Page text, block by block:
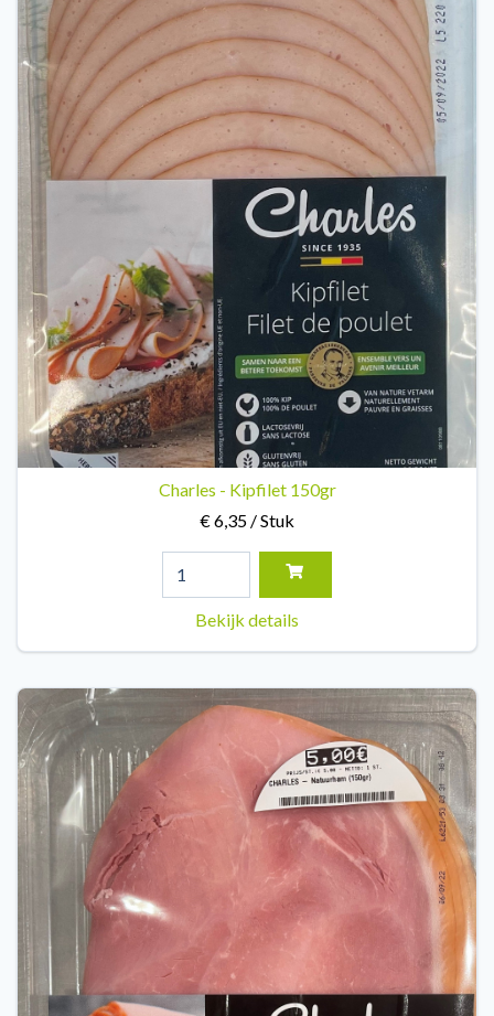
Charles - Kipfilet 150gr
€ 6,35 / Stuk
Bekijk details